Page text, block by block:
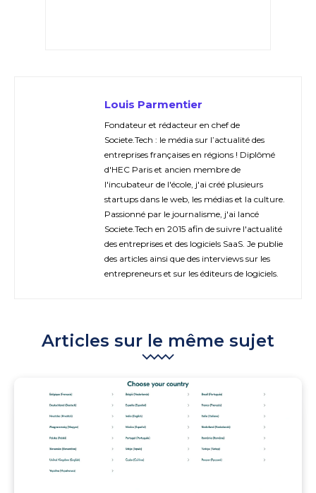
Louis Parmentier
Fondateur et rédacteur en chef de
Societe.Tech : le média sur l’actualité des
entreprises françaises en régions ! Diplômé
d'HEC Paris et ancien membre de
l'incubateur de l'école, j'ai créé plusieurs
startups dans le web, les médias et la culture.
Passionné par le journalisme, j'ai lancé
Societe.Tech en 2015 afin de suivre l'actualité
des entreprises et des logiciels SaaS. Je publie
des articles ainsi que des interviews sur les
entrepreneurs et sur les éditeurs de logiciels.
Articles sur le même sujet